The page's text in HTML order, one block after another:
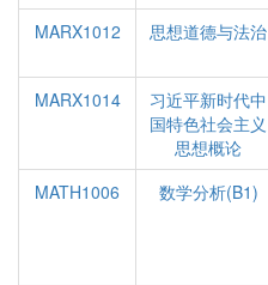
MARX1012
思想道德与法治
MARX1014
习近平新时代中
国特色社会主义
思想概论
MATH1006 数学分析(B1)